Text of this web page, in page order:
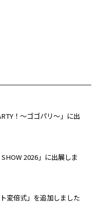
！～ゴゴパリ～」に出
SHOW 2026」に出展しま
変倍式」を追加しました